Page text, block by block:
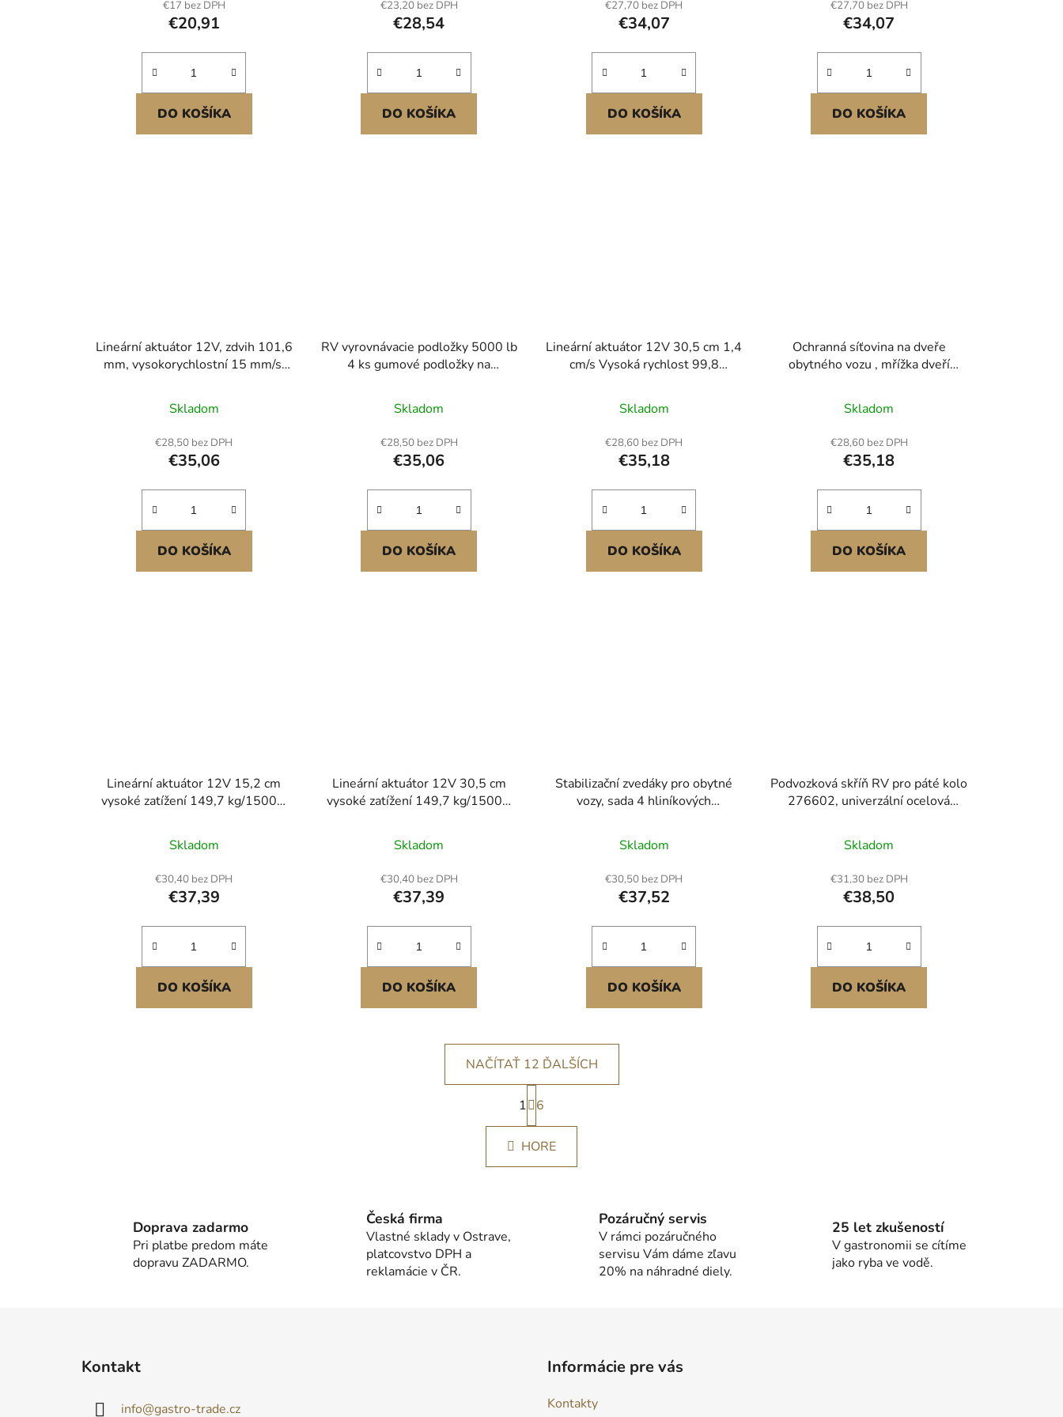
€17 bez DPH
€20,91
DO KOŠÍKA
€23,20 bez DPH
€28,54
DO KOŠÍKA
€27,70 bez DPH
€34,07
DO KOŠÍKA
€27,70 bez DPH
€34,07
DO KOŠÍKA
Lineární aktuátor 12V, zdvih 101,6
mm, vysokorychlostní 15 mm/s,
krytím IP54 a montážním držákem
pro zvedací stůl, polohovací křesla,
otvírač okenních a dveří
Skladom
€28,50 bez DPH
€35,06
DO KOŠÍKA
RV vyrovnávacie podložky 5000 lb
4 ks gumové podložky na
"štvorcových stôp
Skladom
€28,50 bez DPH
€35,06
DO KOŠÍKA
Lineární aktuátor 12V 30,5 cm 1,4
cm/s Vysoká rychlost 99,8
Skladom
€28,60 bez DPH
€35,18
DO KOŠÍKA
Ochranná síťovina na dveře
obytného vozu , mřížka dveří
instalace a demontáž, zesílená
prodyšná ochranná síťovina,
ochrana vstupu do obytného vozu
z hliníkové slitiny pro ochranu
domácích mazlíčků, bílá
Skladom
€28,60 bez DPH
€35,18
DO KOŠÍKA
Lineární aktuátor 12V 15,2 cm
vysoké zatížení 149,7 kg/1500N
Skladom
€30,40 bez DPH
€37,39
DO KOŠÍKA
Lineární aktuátor 12V 30,5 cm
vysoké zatížení 149,7 kg/1500N
Skladom
€30,40 bez DPH
€37,39
DO KOŠÍKA
Stabilizační zvedáky pro obytné
vozy, sada 4 hliníkových
vozy, stohovací zvedáky pro obytné
vozy s přívěsem a karavanem,
nosnost až 2721,6 kg,
nastavitelné od 27,9 do 43,2 cm
Skladom
€30,50 bez DPH
€37,52
DO KOŠÍKA
Podvozková skříň RV pro páté kolo
276602, univerzální ocelová
systémy podvozků Lippert
Venture, Atwood, Stromberg
Carlson, náhrada LG-179015,
nastavitelná výška, černá
Skladom
€31,30 bez DPH
€38,50
DO KOŠÍKA
O
v
l
á
NAČÍTAŤ 12 ĎALŠÍCH
S
t
r
á
n
k
1 6
HORE
Doprava zadarmo
Pri platbe predom máte
dopravu ZADARMO.
Česká firma
Vlastné sklady v Ostrave,
platcovstvo DPH a
reklamácie v ČR.
Pozáručný servis
V rámci pozáručného
servisu Vám dáme zľavu
20% na náhradné diely.
25 let zkušeností
V gastronomii se cítíme
jako ryba ve vodě.
Kontakt
info@gastro-trade.cz
Informácie pre vás
Kontakty